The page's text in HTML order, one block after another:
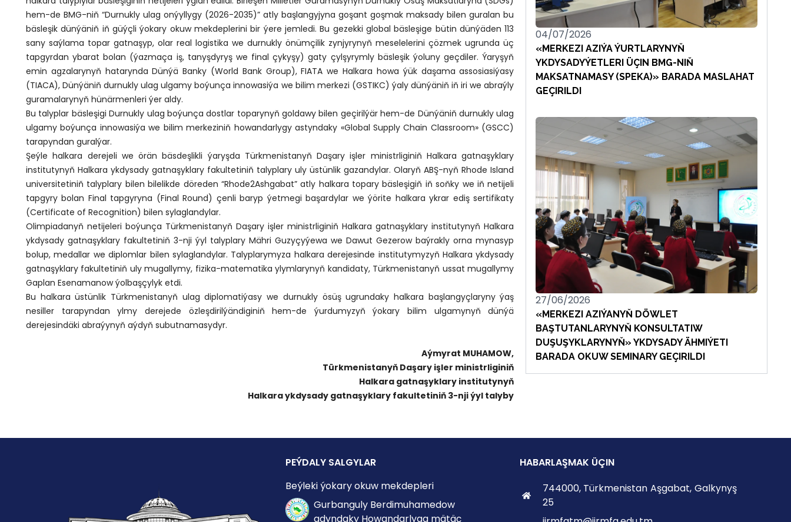
hem-de BMG-niň “Durnukly ulag onýyllygy (2026-2035)” atly başlangyjyna goşant goşmak maksady bilen guralan bu
bäsleşik dünýäniň iň güýçli ýokary okuw mekdeplerini bir ýere jemledi. Bu gezekki global bäsleşige bütin dünýäden 113
sany saýlama topar gatnaşyp, olar real logistika we durnukly önümçilik zynjyrynyň meselelerini çözmek ugrunda üç
tapgyrdan ybarat bolan (ýazmaça iş, tanyşdyryş we final çykyşy) gaty çylşyrymly bäsleşik ýoluny geçdiler. Ýaryşyň
emin agzalarynyň hatarynda Dünýä Banky (World Bank Group), FIATA we Halkara howa ýük daşama assosiasiýasy
(TIACA), Dünýäniň durnukly ulag ulgamy boýunça innowasiýa we bilim merkezi (GSTIKC) ýaly dünýäniň iň iri we abraýly
guramalarynyň hünärmenleri ýer aldy.
Bu talyplar bäsleşigi Durnukly ulag boýunça dostlar toparynyň goldawy bilen geçirilýär hem-de Dünýäniň durnukly ulag
ulgamy boýunça innowasiýa we bilim merkeziniň howandarlygy astyndaky «Global Supply Chain Classroom» (GSCC)
tarapyndan guralýar.
Şeýle halkara derejeli we örän bäsdeşlikli ýaryşda Türkmenistanyň Daşary işler ministrliginiň Halkara gatnaşyklary
institutynyň Halkara ykdysady gatnaşyklary fakultetiniň talyplary uly üstünlik gazandylar. Olaryň ABŞ-nyň Rhode Island
universitetiniň talyplary bilen bilelikde döreden “Rhode2Ashgabat” atly halkara topary bäsleşigiň iň soňky we iň netijeli
tapgyry bolan Final tapgyryna (Final Round) çenli baryp ýetmegi başardylar we ýörite halkara ykrar ediş sertifikaty
(Certificate of Recognition) bilen sylaglandylar.
Olimpiadanyň netijeleri boýunça Türkmenistanyň Daşary işler ministrliginiň Halkara gatnaşyklary institutynyň Halkara
ykdysady gatnaşyklary fakultetiniň 3-nji ýyl talyplary Mähri Guzyçyýewa we Dawut Gezerow baýrakly orna mynasyp
bolup, medallar we diplomlar bilen sylaglandylar. Talyplarymyza halkara derejesinde institutymyzyň Halkara ykdysady
gatnaşyklary fakultetiniň uly mugallymy, fizika-matematika ylymlarynyň kandidaty, Türkmenistanyň ussat mugallymy
Gaplan Esenamanow ýolbaşçylyk etdi.
Bu halkara üstünlik Türkmenistanyň ulag diplomatiýasy we durnukly ösüş ugrundaky halkara başlangyçlaryny ýaş
nesiller tarapyndan ylmy derejede özleşdirilýändiginiň hem-de ýurdumyzyň ýokary bilim ulgamynyň dünýä
derejesindäki abraýynyň aýdyň subutnamasydyr.
Aýmyrat MUHAMOW,
Türkmenistanyň Daşary işler ministrliginiň
Halkara gatnaşyklary institutynyň
Halkara ykdysady gatnaşyklary fakultetiniň 3-nji ýyl talyby
04/07/2026
«MERKEZI AZIÝA ÝURTLARYNYŇ
YKDYSADYÝETLERI ÜÇIN BMG-NIŇ
MAKSATNAMASY (SPEKA)» BARADA MASLAHAT
GEÇIRILDI
27/06/2026
«MERKEZI AZIÝANYŇ DÖWLET
BAŞTUTANLARYNYŇ KONSULTATIW
DUŞUŞYKLARYNYŇ» YKDYSADY ÄHMIÝETI
BARADA OKUW SEMINARY GEÇIRILDI
PEÝDALY SALGYLAR
Beýleki ýokary okuw mekdepleri
Gurbanguly Berdimuhamedow
adyndaky Howandarlyga mätäç
HABARLAŞMAK ÜÇIN
744000, Türkmenistan Aşgabat, Galkynyş
25